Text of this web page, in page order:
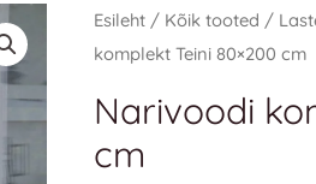
Esileht / Kõik tooted /
komplekt Teini 80×200 cm
Narivoodi
cm
Algne
hind
430 €.
Praegune
hind
430 €.
Narivoodi
komplekt
80x200
cm